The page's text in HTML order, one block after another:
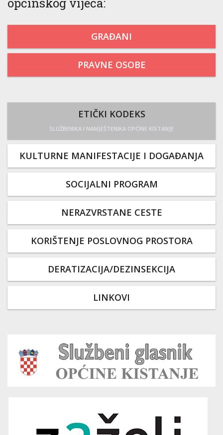
GRAĐANI
PRAVNE OSOBE
ETIČKI KODEKS
SLUŽBENIKA I NAMJEŠTENIKA OPĆINE KISTANJE
KULTURNE MANIFESTACIJE I DOGAĐANJA
SOCIJALNI PROGRAM
NERAZVRSTANE CESTE
KORIŠTENJE POSLOVNOG PROSTORA
DERATIZACIJA/DEZINSEKCIJA
LINKOVI